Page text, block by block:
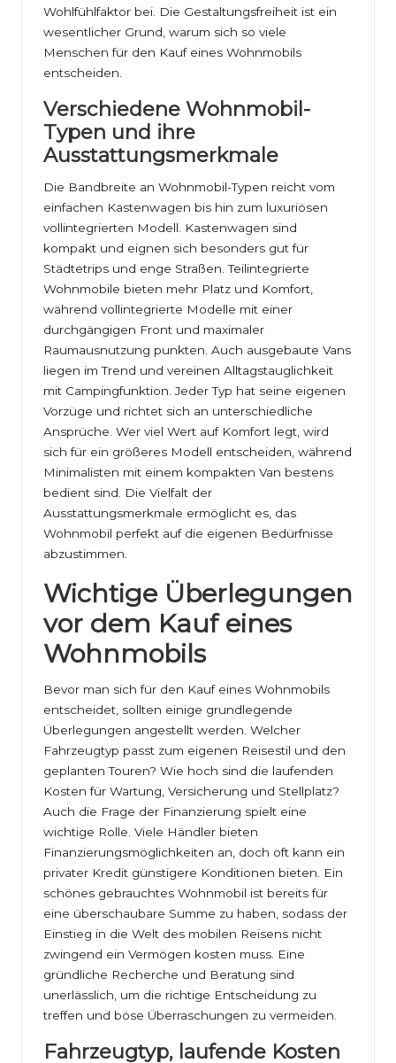
Wohlfühlfaktor bei. Die Gestaltungsfreiheit ist ein
wesentlicher Grund, warum sich so viele
Menschen für den Kauf eines Wohnmobils
entscheiden.
Verschiedene Wohnmobil-
Typen und ihre
Ausstattungsmerkmale
Die Bandbreite an Wohnmobil-Typen reicht vom
einfachen Kastenwagen bis hin zum luxuriösen
vollintegrierten Modell. Kastenwagen sind
kompakt und eignen sich besonders gut für
Städtetrips und enge Straßen. Teilintegrierte
Wohnmobile bieten mehr Platz und Komfort,
während vollintegrierte Modelle mit einer
durchgängigen Front und maximaler
Raumausnutzung punkten. Auch ausgebaute Vans
liegen im Trend und vereinen Alltagstauglichkeit
mit Campingfunktion. Jeder Typ hat seine eigenen
Vorzüge und richtet sich an unterschiedliche
Ansprüche. Wer viel Wert auf Komfort legt, wird
sich für ein größeres Modell entscheiden, während
Minimalisten mit einem kompakten Van bestens
bedient sind. Die Vielfalt der
Ausstattungsmerkmale ermöglicht es, das
Wohnmobil perfekt auf die eigenen Bedürfnisse
abzustimmen.
Wichtige Überlegungen
vor dem Kauf eines
Wohnmobils
Bevor man sich für den Kauf eines Wohnmobils
entscheidet, sollten einige grundlegende
Überlegungen angestellt werden. Welcher
Fahrzeugtyp passt zum eigenen Reisestil und den
geplanten Touren? Wie hoch sind die laufenden
Kosten für Wartung, Versicherung und Stellplatz?
Auch die Frage der Finanzierung spielt eine
wichtige Rolle. Viele Händler bieten
Finanzierungsmöglichkeiten an, doch oft kann ein
privater Kredit günstigere Konditionen bieten. Ein
schönes gebrauchtes Wohnmobil ist bereits für
eine überschaubare Summe zu haben, sodass der
Einstieg in die Welt des mobilen Reisens nicht
zwingend ein Vermögen kosten muss. Eine
gründliche Recherche und Beratung sind
unerlässlich, um die richtige Entscheidung zu
treffen und böse Überraschungen zu vermeiden.
Fahrzeugtyp, laufende Kosten